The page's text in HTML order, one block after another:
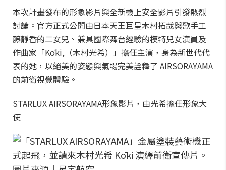
本次計畫發布的形象影片與全新機上安全影片引發熱烈
討論。官方正式公開由日本天王巨星木村拓哉與歌手工
藤靜香的二女兒、兼具國際舞台經驗的模特兒女演員及
作曲家「Kōki,（木村光希）」擔任主演，身為新世代代
表的她，以絕美的姿態與氣場完美詮釋了 AIRSORAYAMA
的前衛視覺體驗。
STARLUX AIRSORAYAMA形象影片，由光希擔任形象大
使